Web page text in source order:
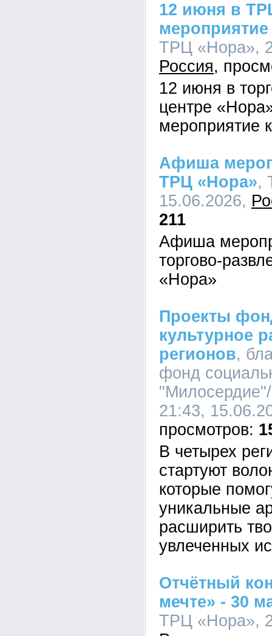
12 июня в
ТРЦ «Нора»,
Россия
12 июня в
центре
мероприятие
Афиша
ТРЦ «Нора»,
15.06.2026,
211
Афиша
торгово-
«Нора»
Проекты
культурное
регионов,
фонд
21:43,
В четырех
стартуют
которые
уникальные
расширить
увлеченных
Отчётный
мечте» - 30
ТРЦ «Нора»,